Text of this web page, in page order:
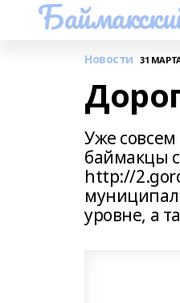
Новости 31 МАРТА
Уже совсем
баймакцы
http://
уровне, а